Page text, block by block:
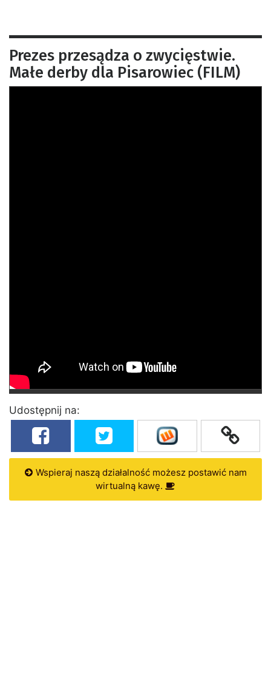
Prezes przesądza o zwycięstwie.
Małe derby dla Pisarowiec (FILM)
Udostępnij na:
Wspieraj naszą działalność możesz postawić nam
wirtualną kawę.